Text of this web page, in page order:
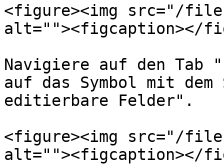
<figure><img src="/files/
alt=""><figcaption></
Navigiere auf den Tab
auf das Symbol mit
editierbare Felder".
<figure><img src="/
alt=""><figcaption></